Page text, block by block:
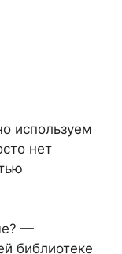
используем
нет
—
библиотеке